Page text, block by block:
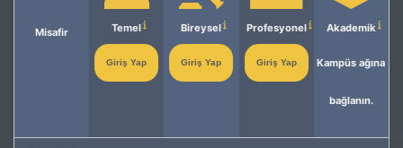
Misafir Temel
Giriş Yap
Bireysel
Giriş Yap
Profesyonel
Giriş Yap
Akademik
Kampüs ağına
bağlanın.